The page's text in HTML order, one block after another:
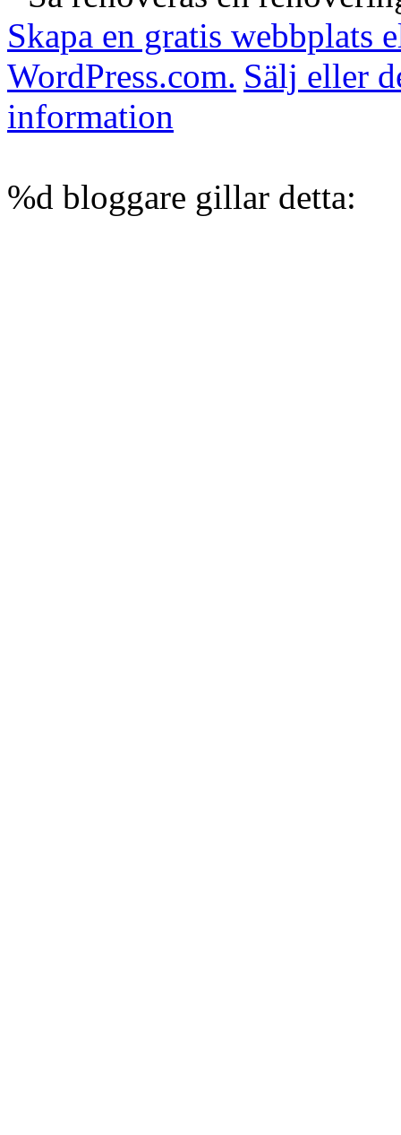
Skapa en gratis webbplats
WordPress.com. Sälj eller
information
%d bloggare gillar detta: